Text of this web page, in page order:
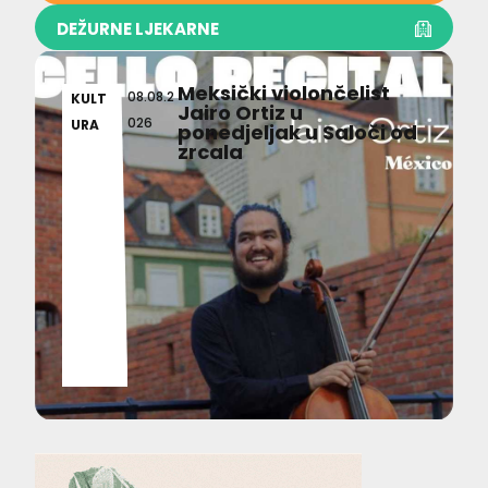
DEŽURNE LJEKARNE
KULT
URA
08.08.2
026
Meksički violončelist
Jairo Ortiz u
ponedjeljak u Saloči od
zrcala